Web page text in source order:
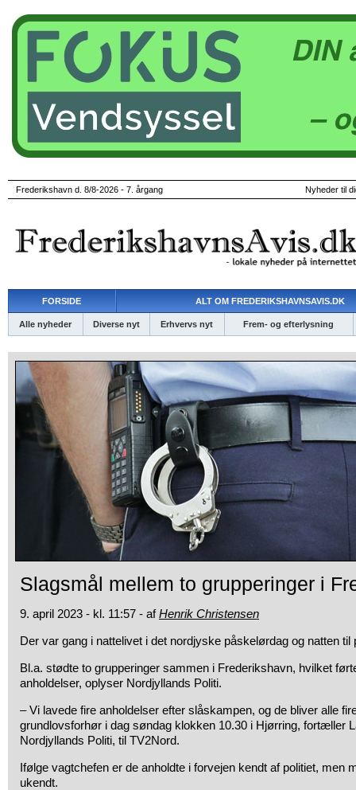
Frederikshavn d. 8/8-2026 - 7. årgang Nyheder til
FORSIDE ALT OM FREDERIKSHAVNSAVIS.DK
Alle nyheder Diverse nyt Erhvervs nyt Frem- og efterlysning
Slagsmål mellem to grupperinger i
9. april 2023 - kl. 11:57 - afHenrik Christensen
Der var gang i nattelivet i det nordjyske påskelørdag og natten
Bl.a. stødte to grupperinger sammen i Frederikshavn, hvilket
anholdelser, oplyser Nordjyllands Politi.
– Vi lavede fire anholdelser efter slåskampen, og de bliver alle
grundlovsforhør i dag søndag klokken 10.30 i Hjørring, fortæller
Nordjyllands Politi, til TV2Nord.
Ifølge vagtchefen er de anholdte i forvejen kendt af politiet, men
ukendt.